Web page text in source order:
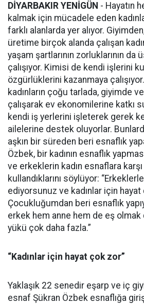
DİYARBAKIR YENİGÜN - Hayatın
kalmak için mücadele eden
farklı alanlarda yer alıyor.
üretime birçok alanda çalışan
yaşam şartlarının zorluklarının
çalışıyor. Kimisi de kendi işlerini
özgürlüklerini kazanmaya
kadınların çoğu tarlada, giyimde
çalışarak ev ekonomilerine katkı
kendi iş yerlerini işleterek gerek
ailelerine destek oluyorlar.
aşkın bir süreden beri esnaflık
Özbek, bir kadının esnaflık
ve erkeklerin kadın esnaflara
kullandıklarını söylüyor:
ediyorsunuz ve kadınlar için hayat
Çocukluğumdan beri esnaflık
erkek hem anne hem de eş olmak
yükü çok daha fazla.”
“Kadınlar için hayat çok zor”
Yaklaşık 22 senedir eşarp ve iç
esnaf Şükran Özbek esnaflığa